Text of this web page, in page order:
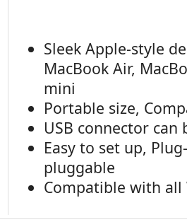
Sleek Apple-style
MacBook Air,
mini
Portable size,
USB connector can
Easy to set up,
pluggable
Compatible with all